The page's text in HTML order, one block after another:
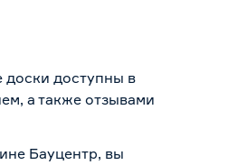
доски доступны в
а также отзывами
Бауцентр, вы